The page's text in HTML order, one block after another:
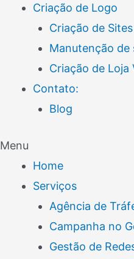
Criação de Logo
Criação de Sites
Manutenção de
Criação de Loja
Contato:
Blog
Menu
Home
Serviços
Agência de
Campanha no
Gestão de